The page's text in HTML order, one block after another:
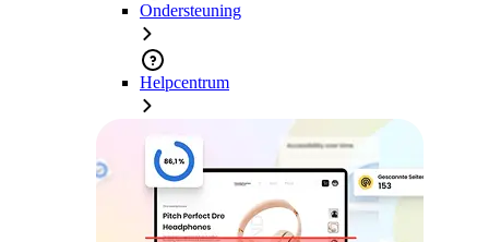
Ondersteuning
Helpcentrum